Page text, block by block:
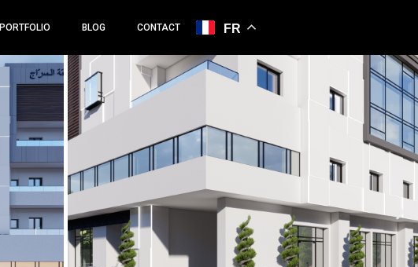
PORTFOLIO BLOG CONTACT FR